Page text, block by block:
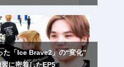
た「Ice Brave2」の“変化”
習に密着したEP5